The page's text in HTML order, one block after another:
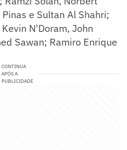
e Sultan Al Shahri;
N'Doram, John
Sawan; Ramiro Enrique
CONTINUA
APÓS A
PUBLICIDADE